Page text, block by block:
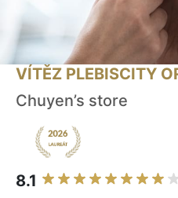
VÍTĚZ PLEBISCITY
Chuyen’s store
8.1